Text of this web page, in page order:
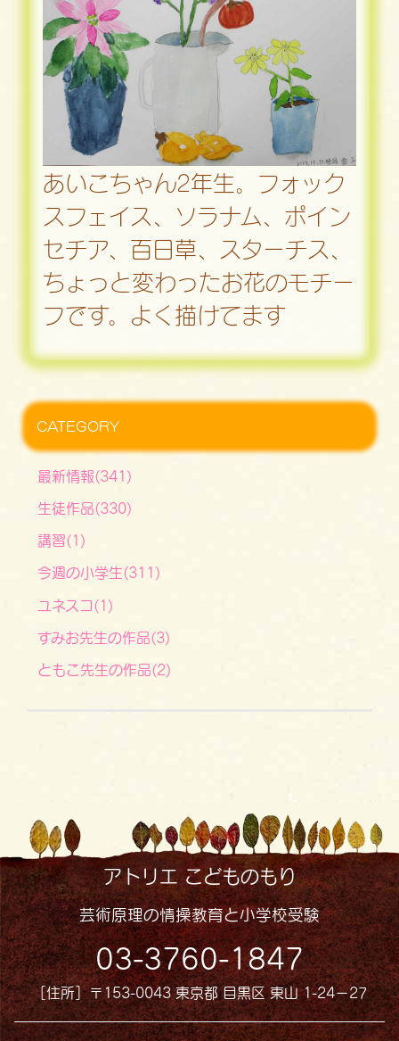
あいこちゃん2年生。フォック
スフェイス、ソラナム、ポイン
セチア、百日草、スターチス、
ちょっと変わったお花のモチー
フです。よく描けてます
CATEGORY
最新情報(341)
生徒作品(330)
講習(1)
今週の小学生(311)
ユネスコ(1)
すみお先生の作品(3)
ともこ先生の作品(2)
アトリエ こどものもり
芸術原理の情操教育と小学校受験
03-3760-1847
［住所］〒153-0043 東京都 目黒区 東山 1-24−27